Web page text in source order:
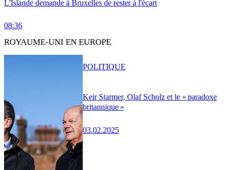
L'Islande demande à Bruxelles de rester à l'écart
08:36
ROYAUME-UNI EN EUROPE
Keir Starmer, Olaf Scholz et le « paradoxe
britannique »
03.02.2025
POLITIQUE